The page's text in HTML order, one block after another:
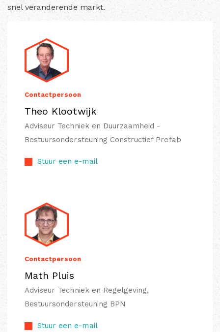
snel veranderende markt.
Contactpersoon
Theo Klootwijk
Adviseur Techniek en Duurzaamheid -
Bestuursondersteuning Constructief Prefab
Stuur een e-mail
Contactpersoon
Math Pluis
Adviseur Techniek en Regelgeving,
Bestuursondersteuning BPN
Stuur een e-mail